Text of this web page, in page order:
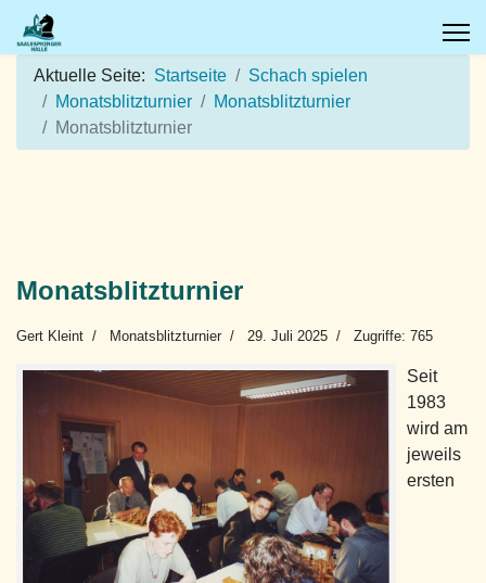
Aktuelle Seite: Startseite
Schach spielen
Monatsblitzturnier
Monatsblitzturnier
Monatsblitzturnier
Monatsblitzturnier
Gert Kleint Monatsblitzturnier 29. Juli 2025 Zugriffe: 765
Seit
1983
wird am
jeweils
ersten